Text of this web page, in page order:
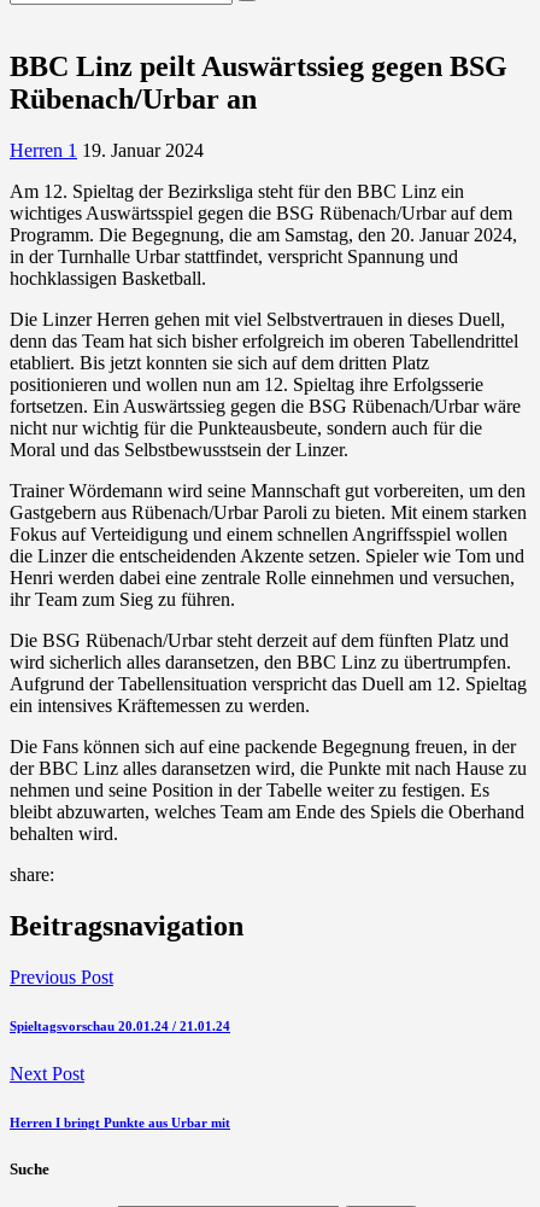
BBC Linz peilt Auswärtssieg gegen BSG
Rübenach/Urbar an
Herren 1 19. Januar 2024
Am 12. Spieltag der Bezirksliga steht für den BBC Linz ein
wichtiges Auswärtsspiel gegen die BSG Rübenach/Urbar auf dem
Programm. Die Begegnung, die am Samstag, den 20. Januar 2024,
in der Turnhalle Urbar stattfindet, verspricht Spannung und
hochklassigen Basketball.
Die Linzer Herren gehen mit viel Selbstvertrauen in dieses Duell,
denn das Team hat sich bisher erfolgreich im oberen Tabellendrittel
etabliert. Bis jetzt konnten sie sich auf dem dritten Platz
positionieren und wollen nun am 12. Spieltag ihre Erfolgsserie
fortsetzen. Ein Auswärtssieg gegen die BSG Rübenach/Urbar wäre
nicht nur wichtig für die Punkteausbeute, sondern auch für die
Moral und das Selbstbewusstsein der Linzer.
Trainer Wördemann wird seine Mannschaft gut vorbereiten, um den
Gastgebern aus Rübenach/Urbar Paroli zu bieten. Mit einem starken
Fokus auf Verteidigung und einem schnellen Angriffsspiel wollen
die Linzer die entscheidenden Akzente setzen. Spieler wie Tom und
Henri werden dabei eine zentrale Rolle einnehmen und versuchen,
ihr Team zum Sieg zu führen.
Die BSG Rübenach/Urbar steht derzeit auf dem fünften Platz und
wird sicherlich alles daransetzen, den BBC Linz zu übertrumpfen.
Aufgrund der Tabellensituation verspricht das Duell am 12. Spieltag
ein intensives Kräftemessen zu werden.
Die Fans können sich auf eine packende Begegnung freuen, in der
der BBC Linz alles daransetzen wird, die Punkte mit nach Hause zu
nehmen und seine Position in der Tabelle weiter zu festigen. Es
bleibt abzuwarten, welches Team am Ende des Spiels die Oberhand
behalten wird.
share:
Beitragsnavigation
Previous Post
Spieltagsvorschau 20.01.24 / 21.01.24
Next Post
Herren I bringt Punkte aus Urbar mit
Suche